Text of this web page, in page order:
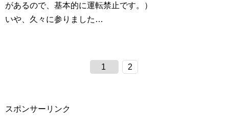
があるので、基本的に運転禁止です。）
いや、久々に参りました…
1 2
スポンサーリンク